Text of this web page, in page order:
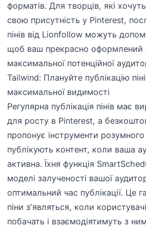
форматів. Для творців, які
свою присутність у Pinterest,
пінів від Lionfollow можуть
щоб ваш прекрасно оформлений
максимальної потенційної
Tailwind: Плануйте публікацію
максимальної видимості
Регулярна публікація пінів має
для росту в Pinterest, а
пропонує інструменти розумного
публікують контент, коли ваша
активна. Їхня функція
моделі залученості вашої
оптимальний час публікації. Це
піни з'являться, коли
побачать і взаємодіятимуть з